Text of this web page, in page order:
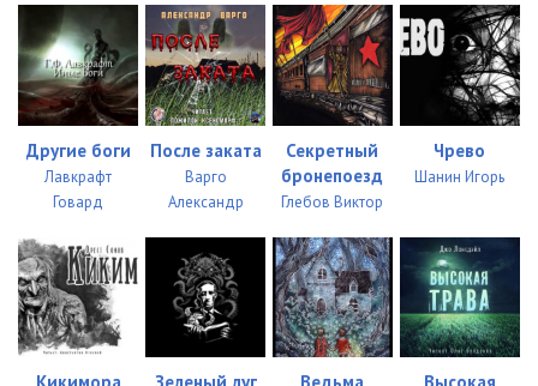
Другие боги
Лавкрафт
Говард
После заката
Варго
Александр
Секретный
бронепоезд
Глебов Виктор
Чрево
Шанин Игорь